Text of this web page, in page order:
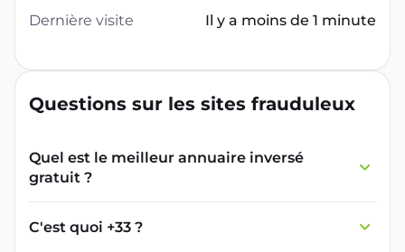
Dernière visite Il y a moins de 1 minute
Questions sur les sites frauduleux
Quel est le meilleur annuaire inversé
gratuit ?
France Verif inclut une fonctionnalité de
recherche de numéro inversée qui est efficace
et gratuite pour identifier les appelants
C'est quoi +33 ?
L'indicatif +33 est le code téléphonique